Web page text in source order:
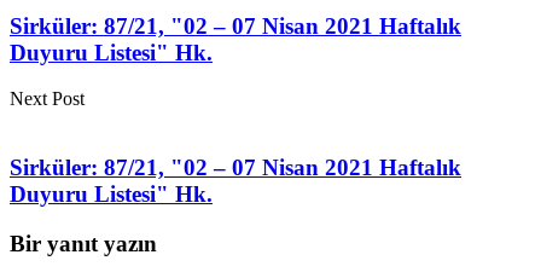
Sirküler: 87/21, "02 – 07 Nisan 2021 Haftalık
Duyuru Listesi" Hk.
Next Post
Sirküler: 87/21, "02 – 07 Nisan 2021 Haftalık
Duyuru Listesi" Hk.
Bir yanıt yazın